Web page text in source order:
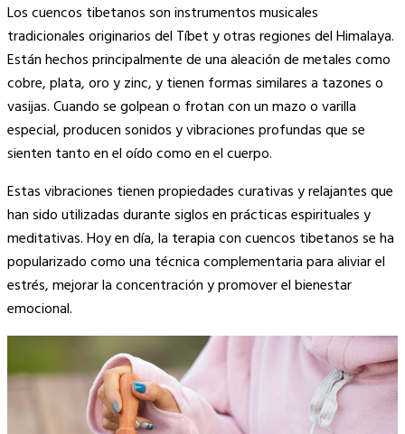
Los cuencos tibetanos son instrumentos musicales
tradicionales originarios del Tíbet y otras regiones del Himalaya.
Están hechos principalmente de una aleación de metales como
cobre, plata, oro y zinc, y tienen formas similares a tazones o
vasijas. Cuando se golpean o frotan con un mazo o varilla
especial, producen sonidos y vibraciones profundas que se
sienten tanto en el oído como en el cuerpo.
Estas vibraciones tienen propiedades curativas y relajantes que
han sido utilizadas durante siglos en prácticas espirituales y
meditativas. Hoy en día, la terapia con cuencos tibetanos se ha
popularizado como una técnica complementaria para aliviar el
estrés, mejorar la concentración y promover el bienestar
emocional.